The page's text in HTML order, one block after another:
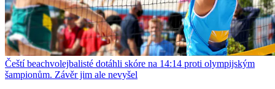
Čeští beachvolejbalisté dotáhli skóre na 14:14 proti olympijským
šampionům. Závěr jim ale nevyšel